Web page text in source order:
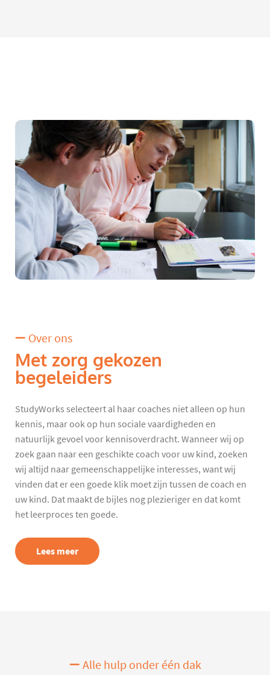
Over ons
Met zorg gekozen
begeleiders
StudyWorks selecteert al haar coaches niet alleen op hun
kennis, maar ook op hun sociale vaardigheden en
natuurlijk gevoel voor kennisoverdracht. Wanneer wij op
zoek gaan naar een geschikte coach voor uw kind, zoeken
wij altijd naar gemeenschappelijke interesses, want wij
vinden dat er een goede klik moet zijn tussen de coach en
uw kind. Dat maakt de bijles nog plezieriger en dat komt
het leerproces ten goede.
Lees meer
Alle hulp onder één dak